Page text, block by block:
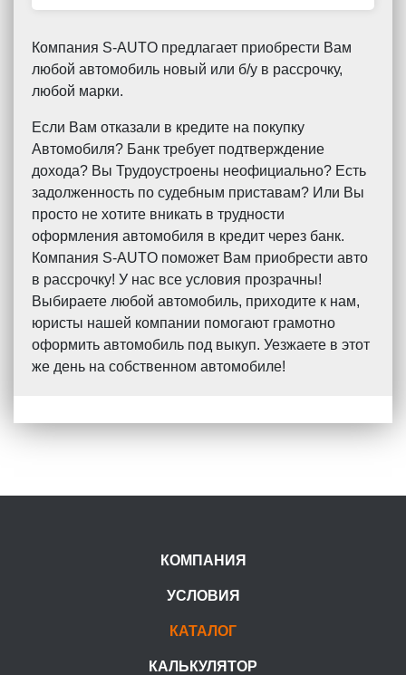
Компания S-AUTO предлагает приобрести Вам
любой автомобиль новый или б/у в рассрочку,
любой марки.
Если Вам отказали в кредите на покупку
Автомобиля? Банк требует подтверждение
дохода? Вы Трудоустроены неофициально? Есть
задолженность по судебным приставам? Или Вы
просто не хотите вникать в трудности
оформления автомобиля в кредит через банк.
Компания S-AUTO поможет Вам приобрести авто
в рассрочку! У нас все условия прозрачны!
Выбираете любой автомобиль, приходите к нам,
юристы нашей компании помогают грамотно
оформить автомобиль под выкуп. Уезжаете в этот
же день на собственном автомобиле!
КОМПАНИЯ
УСЛОВИЯ
КАТАЛОГ
КАЛЬКУЛЯТОР